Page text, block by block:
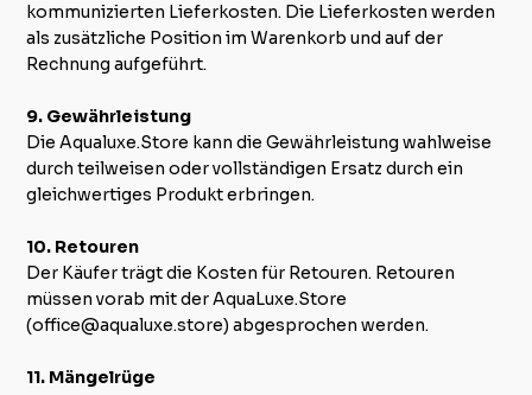
kommunizierten Lieferkosten. Die Lieferkosten werden
als zusätzliche Position im Warenkorb und auf der
Rechnung aufgeführt.
9. Gewährleistung
Die Aqualuxe.Store kann die Gewährleistung wahlweise
durch teilweisen oder vollständigen Ersatz durch ein
gleichwertiges Produkt erbringen.
10. Retouren
Der Käufer trägt die Kosten für Retouren. Retouren
müssen vorab mit der AquaLuxe.Store
(office@aqualuxe.store) abgesprochen werden.
11. Mängelrüge